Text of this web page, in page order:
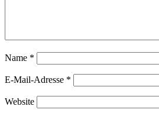
Name *
E-Mail-Adresse *
Website